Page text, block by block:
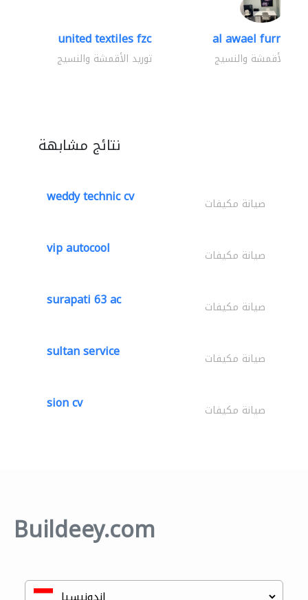
united textiles fzc
توريد الأقمشة والنسيج
al awael
الأقمشة والنسيج
نتائج مشابهة
weddy technic cv صيانة مكيفات
vip autocool صيانة مكيفات
surapati 63 ac صيانة مكيفات
sultan service صيانة مكيفات
sion cv صيانة مكيفات
Buildeey.com